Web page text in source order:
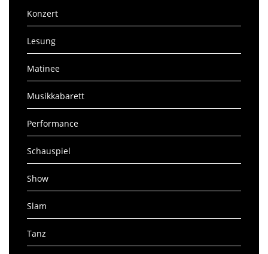
Konzert
Lesung
Matinee
Musikkabarett
Performance
Schauspiel
Show
Slam
Tanz